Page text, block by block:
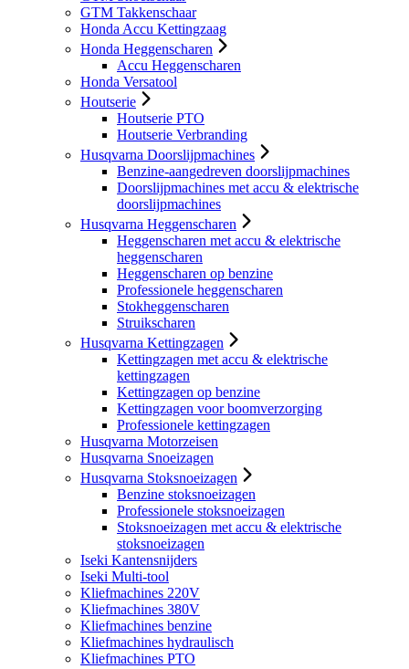
GTM Takkenschaar
Honda Accu Kettingzaag
Honda Heggenscharen
Accu Heggenscharen
Honda Versatool
Houtserie
Houtserie PTO
Houtserie Verbranding
Husqvarna Doorslijpmachines
Benzine-aangedreven doorslijpmachines
Doorslijpmachines met accu & elektrische
doorslijpmachines
Husqvarna Heggenscharen
Heggenscharen met accu & elektrische
heggenscharen
Heggenscharen op benzine
Professionele heggenscharen
Stokheggenscharen
Struikscharen
Husqvarna Kettingzagen
Kettingzagen met accu & elektrische
kettingzagen
Kettingzagen op benzine
Kettingzagen voor boomverzorging
Professionele kettingzagen
Husqvarna Motorzeisen
Husqvarna Snoeizagen
Husqvarna Stoksnoeizagen
Benzine stoksnoeizagen
Professionele stoksnoeizagen
Stoksnoeizagen met accu & elektrische
stoksnoeizagen
Iseki Kantensnijders
Iseki Multi-tool
Kliefmachines 220V
Kliefmachines 380V
Kliefmachines benzine
Kliefmachines hydraulisch
Kliefmachines PTO